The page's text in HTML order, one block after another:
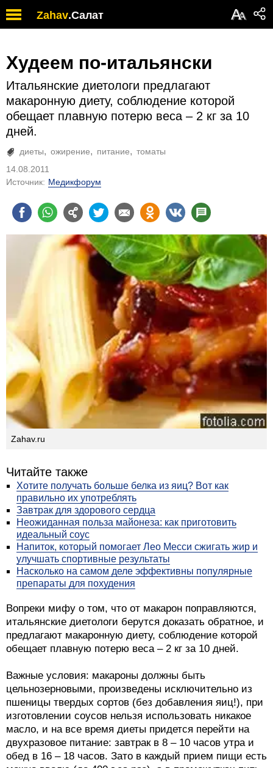
Zahav.Салат АА
Худеем по-итальянски
Итальянские диетологи предлагают
макаронную диету, соблюдение которой
обещает плавную потерю веса – 2 кг за 10
дней.
диеты ожирение питание
томаты
14.08.2011
Источник: Медикфорум
Zahav.ru
Читайте также
Хотите получать больше белка из яиц? Вот как
правильно их употреблять
Завтрак для здорового сердца
Неожиданная польза майонеза: как приготовить
идеальный соус
Напиток, который помогает Лео Месси сжигать жир и
улучшать спортивные результаты
Насколько на самом деле эффективны популярные
препараты для похудения
Вопреки мифу о том, что от макарон поправляются,
итальянские диетологи берутся доказать обратное, и
предлагают макаронную диету, соблюдение которой
обещает плавную потерю веса – 2 кг за 10 дней.
Важные условия: макароны должны быть
цельнозерновыми, произведены исключительно из
пшеницы твердых сортов (без добавления яиц!), при
изготовлении соусов нельзя использовать никакое
масло, и на все время диеты придется перейти на
двухразовое питание: завтрак в 8 – 10 часов утра и
обед в 16 – 18 часов. Зато в каждый прием пищи есть